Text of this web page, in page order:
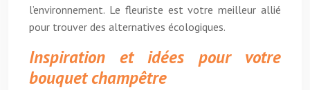
l’environnement. Le fleuriste est votre meilleur allié
pour trouver des alternatives écologiques.
Inspiration et idées pour votre
bouquet champêtre